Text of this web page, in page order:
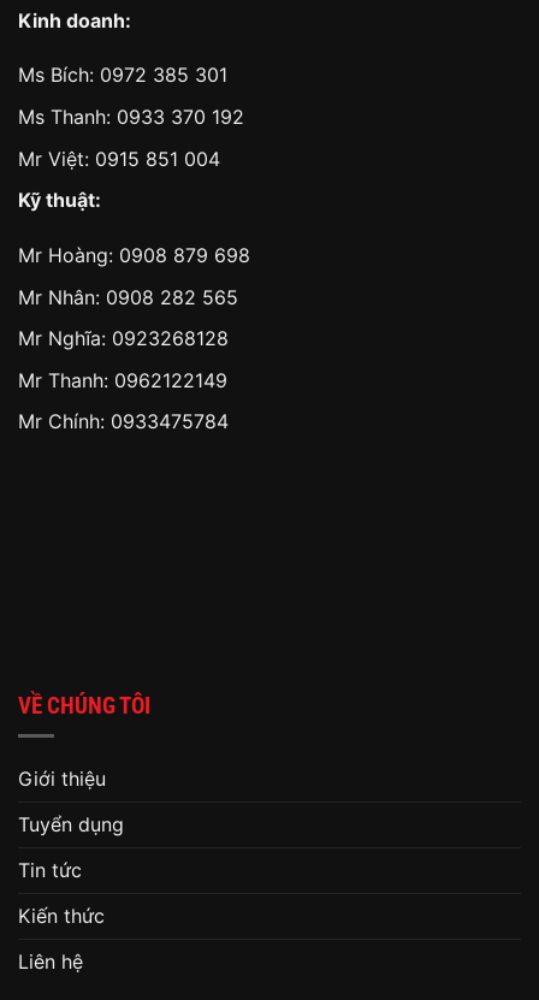
Kinh doanh:
Ms Bích: 0972 385 301
Ms Thanh: 0933 370 192
Mr Việt: 0915 851 004
Kỹ thuật:
Mr Hoàng: 0908 879 698
Mr Nhân: 0908 282 565
Mr Nghĩa: 0923268128
Mr Thanh: 0962122149
Mr Chính: 0933475784
VỀ CHÚNG TÔI
Giới thiệu
Tuyển dụng
Tin tức
Kiến thức
Liên hệ